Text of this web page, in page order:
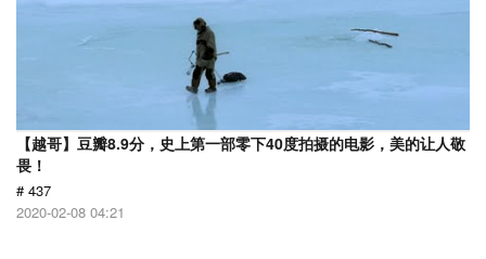
【越哥】豆瓣8.9分，史上第一部零下40度拍摄的电影，美的让人敬
畏！
# 437
2020-02-08 04:21